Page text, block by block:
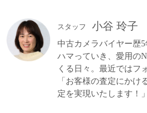
スタッフ 小谷 玲子
中古カメラバイヤー歴
ハマっていき、愛用の
くる日々。最近ではフ
「お客様の査定にかけ
定を実現いたします！」